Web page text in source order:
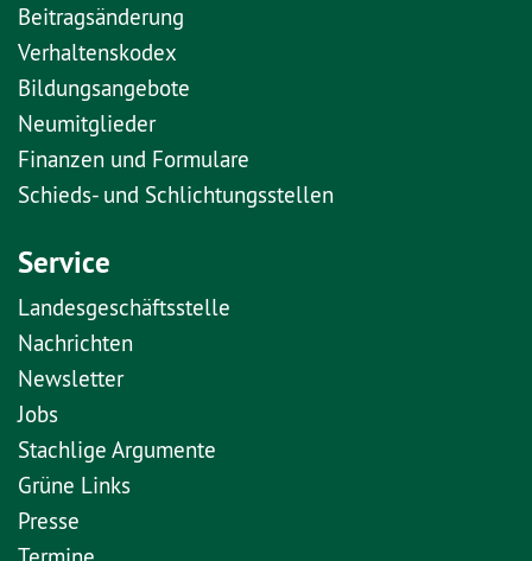
Beitragsänderung
Verhaltenskodex
Bildungsangebote
Neumitglieder
Finanzen und Formulare
Schieds- und Schlichtungsstellen
Service
Landesgeschäftsstelle
Nachrichten
Newsletter
Jobs
Stachlige Argumente
Grüne Links
Presse